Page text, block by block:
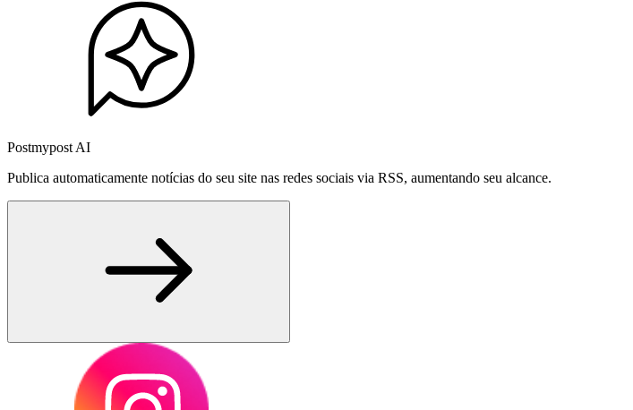
Postmypost AI
Publica automaticamente notícias do seu site nas redes sociais via RSS, aumentando seu alcance.